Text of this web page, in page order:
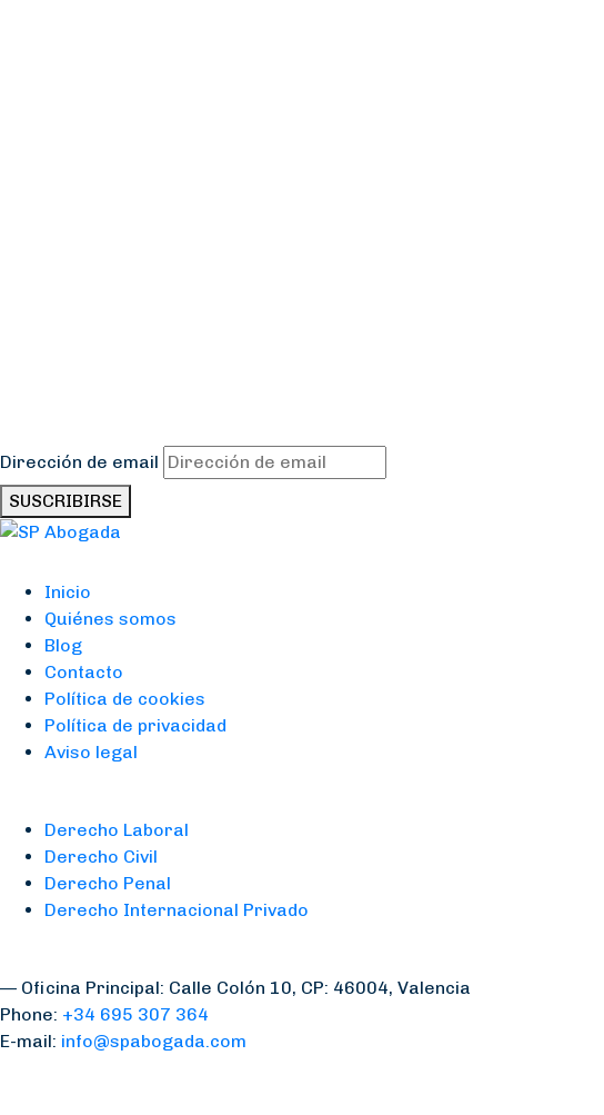
Dirección de email
SUSCRIBIRSE
Inicio
Quiénes somos
Blog
Contacto
Política de cookies
Política de privacidad
Aviso legal
Derecho Laboral
Derecho Civil
Derecho Penal
Derecho Internacional Privado
— Oficina Principal: Calle Colón 10, CP: 46004, Valencia
Phone: +34 695 307 364
E-mail: info@spabogada.com